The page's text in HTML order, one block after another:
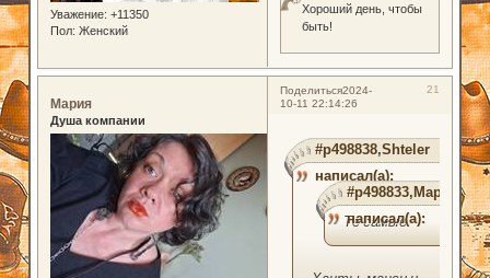
Уважение: +11350
Пол: Женский
Хороший день, чтобы
быть!
Поделиться 21
2024-
10-11 22:14:26
Мария
Душа компании
#p498838,Shteler
написал(а):
#p498833,Мария
написал(а):
Те самые